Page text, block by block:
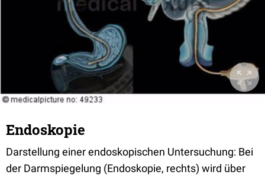
Endoskopie
Darstellung einer endoskopischen Untersuchung: Bei
der Darmspiegelung (Endoskopie, rechts) wird über